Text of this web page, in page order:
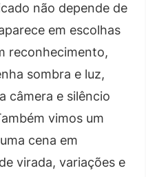
não depende de
em escolhas
reconhecimento,
sombra e luz,
câmera e silêncio
vimos um
cena em
virada, variações e